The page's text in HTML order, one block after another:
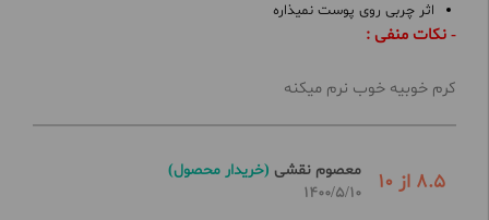
اثر چربی روی پوست نمیذاره
- نکات منفی :
کرم خوبیه خوب نرم میکنه
8.5 از 10 معصوم نقشی (خریدار محصول)
1400/5/10